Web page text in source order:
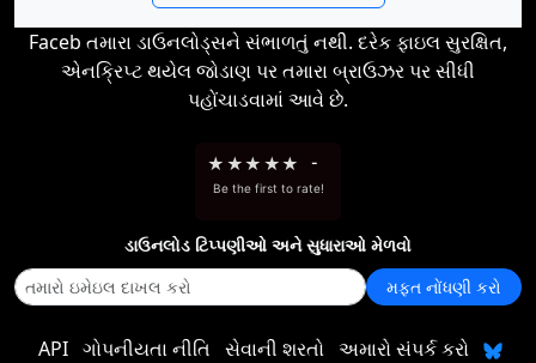
Faceb તમારા ડાઉનલોડ્સને સંભાળતું નથી. દરેક ફાઇલ સુરક્ષિત,
એનક્રિપ્ટ થયેલ જોડાણ પર તમારા બ્રાઉઝર પર સીધી
પહોંચાડવામાં આવે છે.
★ ★★ ★★ -
Be the first to rate!
ડાઉનલોડ ટિપ્પણીઓ અને સુધારાઓ મેળવો
મફત નોંધણી કરો
API ગોપનીયતા નીતિ સેવાની શરતો અમારો સંપર્ક કરો